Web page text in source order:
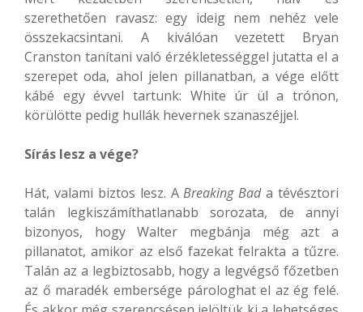
szerethetően ravasz: egy ideig nem nehéz vele
összekacsintani. A kiválóan vezetett Bryan
Cranston tanítani való érzékletességgel jutatta el a
szerepet oda, ahol jelen pillanatban, a vége előtt
kábé egy évvel tartunk: White úr ül a trónon,
körülötte pedig hullák hevernek szanaszéjjel.
Sírás lesz a vége?
Hát, valami biztos lesz. ABreaking Bada tévésztori
talán legkiszámíthatlanabb sorozata, de annyi
bizonyos, hogy Walter megbánja még azt a
pillanatot, amikor az első fazekat felrakta a tűzre.
Talán az a legbiztosabb, hogy a legvégső főzetben
az ő maradék embersége párologhat el az ég felé.